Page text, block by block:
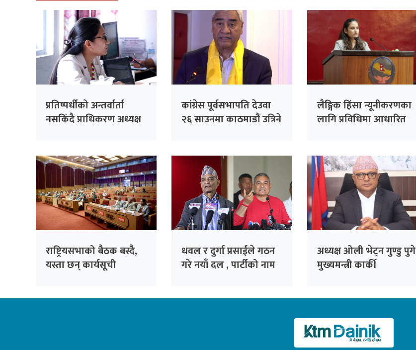
प्रतिष्पर्धीको अन्तर्वार्ता
नसकिँदै प्राधिकरण अध्यक्ष
कांग्रेस पूर्वसभापति देउवा
२६ साउनमा काठमाडौं उत्रिने
लैङ्गिक हिंसा न्यूनीकरणका
लागि प्रविधिमा आधारित
राष्ट्रियसभाको बैठक बस्दै,
यस्ता छन् कार्यसूची
धवल र दुर्गा प्रसाईंले गठन
गरे नयाँ दल , पार्टीको नाम
अध्यक्ष ओली भेट्न गुण्डु पुगे
मुख्यमन्त्री कार्की